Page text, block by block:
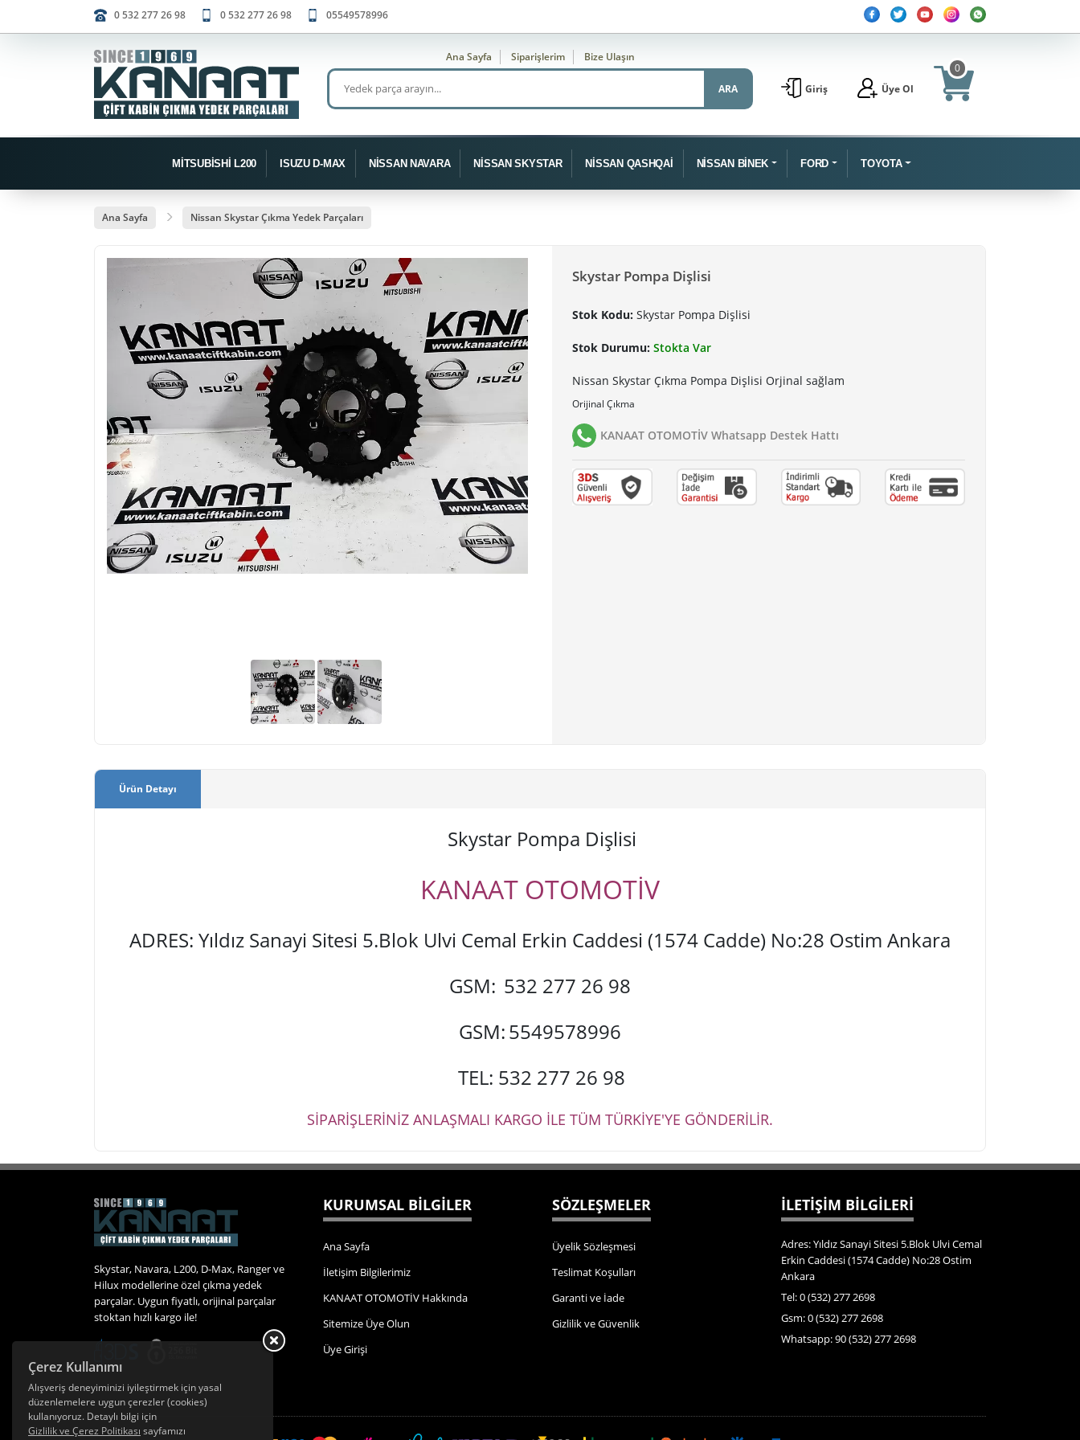
0 532 277 26 98 0 532 277 26 98 05549578996
Ana Sayfa Siparişlerim Bize Ulaşın
ARA Giriş Üye Ol
0
MİTSUBİSHİ L200 ISUZU D-MAX NİSSAN NAVARA NİSSAN SKYSTAR NİSSAN QASHQAİ NİSSAN BİNEK FORD TOYOTA
Ana Sayfa Nissan Skystar Çıkma Yedek Parçaları
Skystar Pompa Dişlisi
Stok Kodu: Skystar Pompa Dişlisi
Stok Durumu: Stokta Var
Nissan Skystar Çıkma Pompa Dişlisi Orjinal sağlam
Orijinal Çıkma
KANAAT OTOMOTİV Whatsapp Destek Hattı
Ürün Detayı
Skystar Pompa Dişlisi
KANAAT OTOMOTİV
ADRES: Yıldız Sanayi Sitesi 5.Blok Ulvi Cemal Erkin Caddesi (1574 Cadde) No:28 Ostim Ankara
GSM: 532 277 26 98
GSM:5549578996
TEL: 532 277 26 98
SİPARİŞLERİNİZ ANLAŞMALI KARGO İLE TÜM TÜRKİYE'YE GÖNDERİLİR.
Skystar, Navara, L200, D-Max, Ranger ve
Hilux modellerine özel çıkma yedek
parçalar. Uygun fiyatlı, orijinal parçalar
stoktan hızlı kargo ile!
KURUMSAL BİLGİLER
Ana Sayfa
İletişim Bilgilerimiz
KANAAT OTOMOTİV Hakkında
Sitemize Üye Olun
Üye Girişi
SÖZLEŞMELER
Üyelik Sözleşmesi
Teslimat Koşulları
Garanti ve İade
Gizlilik ve Güvenlik
İLETİŞİM BİLGİLERİ
Adres: Yıldız Sanayi Sitesi 5.Blok Ulvi Cemal
Erkin Caddesi (1574 Cadde) No:28 Ostim
Ankara
Tel: 0 (532) 277 2698
Gsm: 0 (532) 277 2698
Whatsapp: 90 (532) 277 2698
Çerez Kullanımı
Alışveriş deneyiminizi iyileştirmek için yasal
düzenlemelere uygun çerezler (cookies)
kullanıyoruz. Detaylı bilgi için
Gizlilik ve Çerez Politikası sayfamızı